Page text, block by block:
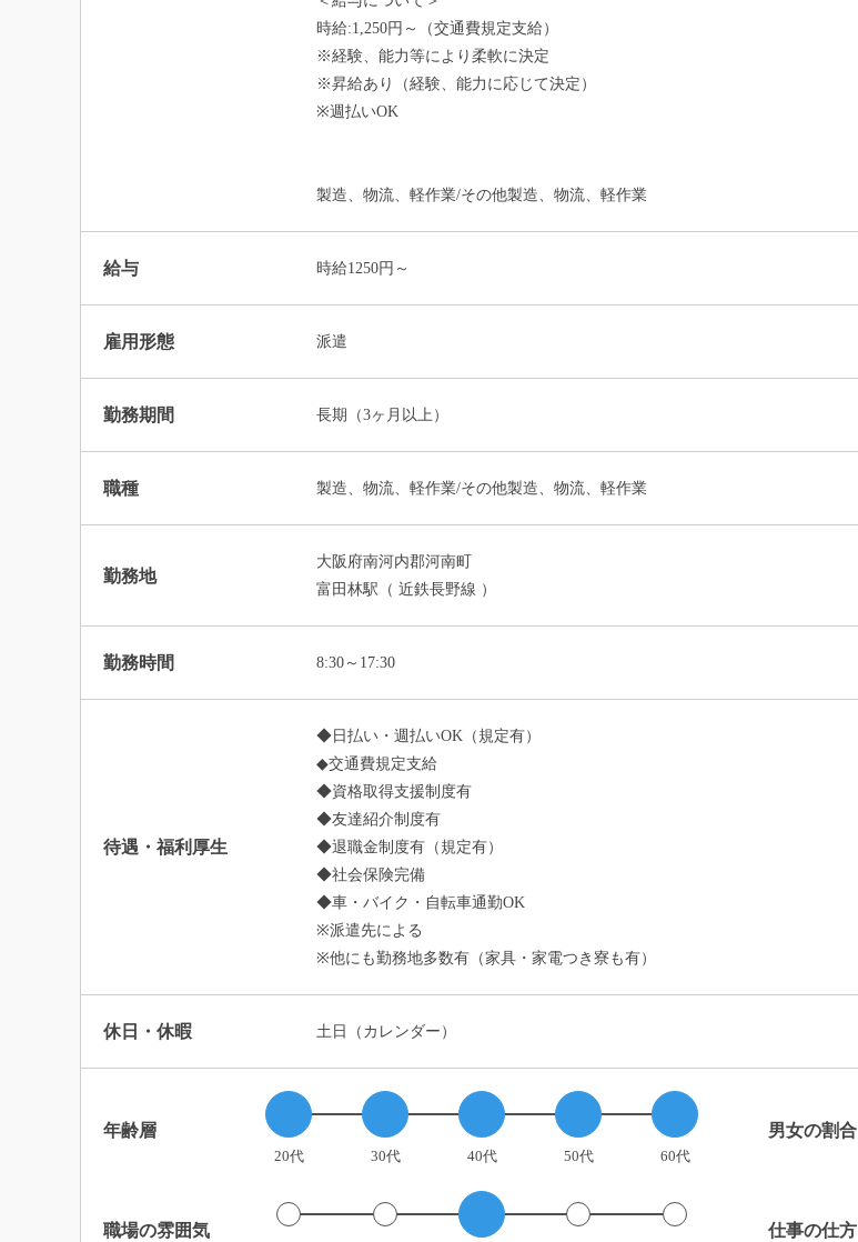
時給:1,250円～（交通費規定支給）
※経験、能力等により柔軟に決定
※昇給あり（経験、能力に応じて決定）
※週払いOK
製造、物流、軽作業/その他製造、物流、軽作業
給与 時給1250円～
雇用形態 派遣
勤務期間 長期（3ヶ月以上）
職種 製造、物流、軽作業/その他製造、物流、軽作業
勤務地
大阪府南河内郡河南町
富田林駅（ 近鉄長野線 ）
勤務時間 8:30～17:30
待遇・福利厚生
◆日払い・週払いOK（規定有）
◆交通費規定支給
◆資格取得支援制度有
◆友達紹介制度有
◆退職金制度有（規定有）
◆社会保険完備
◆車・バイク・自転車通勤OK
※派遣先による
※他にも勤務地多数有（家具・家電つき寮も有）
休日・休暇 土日（カレンダー）
年齢層
20代 30代 40代 50代 60代
男女の割合
職場の雰囲気 仕事の仕方